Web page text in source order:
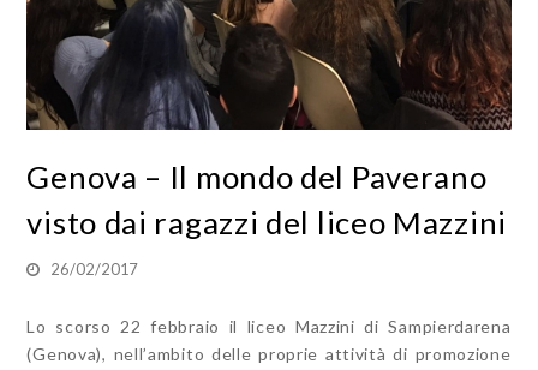
Genova – Il mondo del Paverano
visto dai ragazzi del liceo Mazzini
26/02/2017
Lo scorso 22 febbraio il liceo Mazzini di Sampierdarena
(Genova), nell’ambito delle proprie attività di promozione